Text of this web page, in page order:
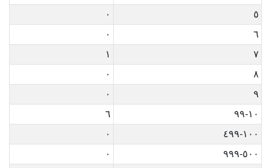
٥
٠
٦
٠
٧
١
٨
٠
٩
٠
١٠-٩٩
٦
١٠٠-٤٩٩
٠
٥٠٠-٩٩٩
٠